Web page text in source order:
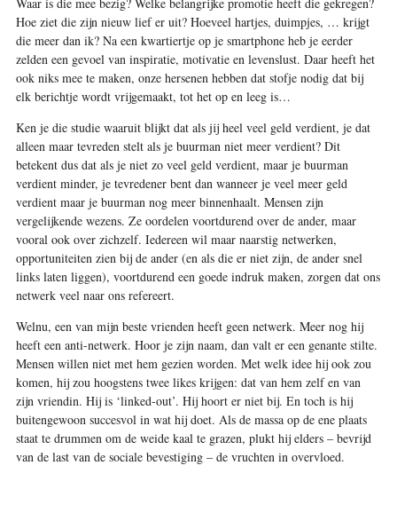
Hoe ziet die zijn nieuw lief er uit? Hoeveel hartjes, duimpjes, … krijgt
die meer dan ik? Na een kwartiertje op je smartphone heb je eerder
zelden een gevoel van inspiratie, motivatie en levenslust. Daar heeft het
ook niks mee te maken, onze hersenen hebben dat stofje nodig dat bij
elk berichtje wordt vrijgemaakt, tot het op en leeg is…
Ken je die studie waaruit blijkt dat als jij heel veel geld verdient, je dat
alleen maar tevreden stelt als je buurman niet meer verdient? Dit
betekent dus dat als je niet zo veel geld verdient, maar je buurman
verdient minder, je tevredener bent dan wanneer je veel meer geld
verdient maar je buurman nog meer binnenhaalt. Mensen zijn
vergelijkende wezens. Ze oordelen voortdurend over de ander, maar
vooral ook over zichzelf. Iedereen wil maar naarstig netwerken,
opportuniteiten zien bij de ander (en als die er niet zijn, de ander snel
links laten liggen), voortdurend een goede indruk maken, zorgen dat ons
netwerk veel naar ons refereert.
Welnu, een van mijn beste vrienden heeft geen netwerk. Meer nog hij
heeft een anti-netwerk. Hoor je zijn naam, dan valt er een genante stilte.
Mensen willen niet met hem gezien worden. Met welk idee hij ook zou
komen, hij zou hoogstens twee likes krijgen: dat van hem zelf en van
zijn vriendin. Hij is ‘linked-out’. Hij hoort er niet bij. En toch is hij
buitengewoon succesvol in wat hij doet. Als de massa op de ene plaats
staat te drummen om de weide kaal te grazen, plukt hij elders – bevrijd
van de last van de sociale bevestiging – de vruchten in overvloed.